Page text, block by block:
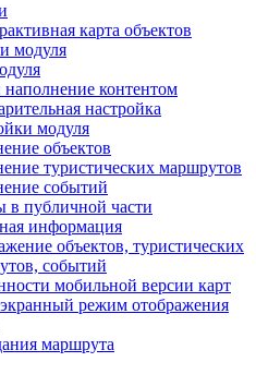
карта объектов
модуля
контентом
настройка
модуля
объектов
туристических маршрутов
событий
в публичной части
информация
объектов, туристических
событий
мобильной версии карт
режим отображения
маршрута